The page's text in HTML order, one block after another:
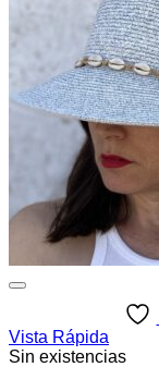
Vista Rápida
Sin existencias